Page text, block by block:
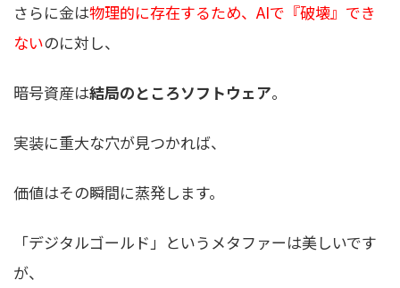
さらに金は物理的に存在するため、AIで『破壊』でき
ないのに対し、
暗号資産は結局のところソフトウェア。
実装に重大な穴が見つかれば、
価値はその瞬間に蒸発します。
「デジタルゴールド」というメタファーは美しいです
が、